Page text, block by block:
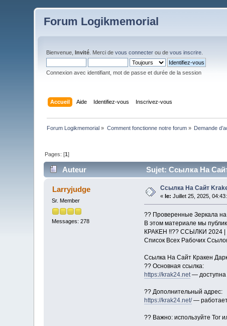
Forum Logikmemorial
Bienvenue,Invité . Merci devous connecter ou devous inscrire
Connexion avec identifiant, mot de passe et durée de la session
Accueil Aide Identifiez-vous Inscrivez-vous
Forum Logikmemorial » Comment fonctionne notre forum» Demande
Pages: [1]
Auteur Sujet: Ссылка На
Larryjudge
Sr. Member
Messages: 278
Ссылка На Сайт
« le: Juillet 25, 2025,
?? Проверенные Зеркала
В этом материале мы
КРАКЕН !!?? ССЫЛКИ 2024 |
Список Всех Рабочих
Ссылка На Сайт Кракен
?? Основная ссылка:
https://krak24.net— доступна
?? Дополнительный адрес:
https://krak24.net/—
?? Важно: используйте Tor